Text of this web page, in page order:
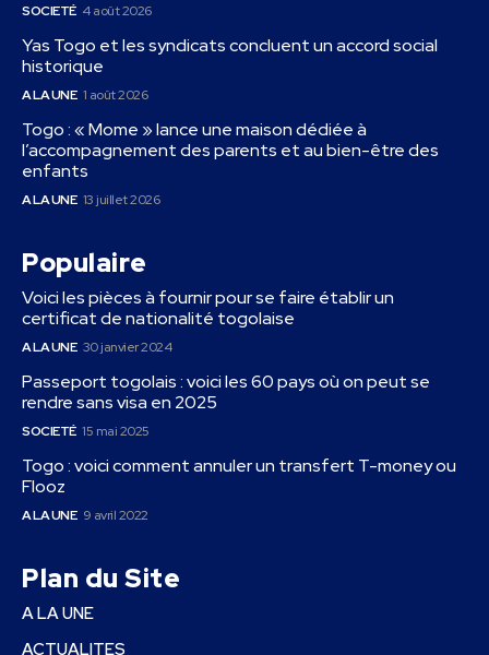
SOCIETÉ 4 août 2026
Yas Togo et les syndicats concluent un accord social
historique
A LA UNE 1 août 2026
Togo : « Mome » lance une maison dédiée à
l’accompagnement des parents et au bien-être des
enfants
A LA UNE 13 juillet 2026
Populaire
Voici les pièces à fournir pour se faire établir un
certificat de nationalité togolaise
A LA UNE 30 janvier 2024
Passeport togolais : voici les 60 pays où on peut se
rendre sans visa en 2025
SOCIETÉ 15 mai 2025
Togo : voici comment annuler un transfert T-money ou
Flooz
A LA UNE 9 avril 2022
Plan du Site
A LA UNE
ACTUALITES